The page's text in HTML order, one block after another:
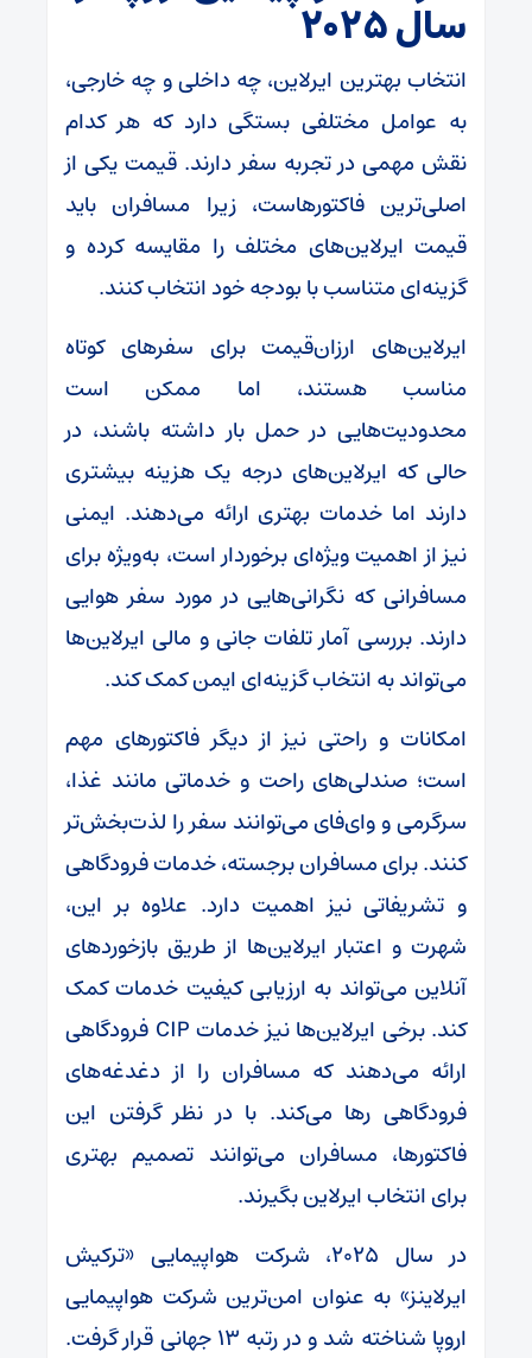
سال ۲۰۲۵
انتخاب بهترین ایرلاین، چه داخلی و چه خارجی،
به عوامل مختلفی بستگی دارد که هر کدام
نقش مهمی در تجربه سفر دارند. قیمت یکی از
اصلی‌ترین فاکتورهاست، زیرا مسافران باید
قیمت ایرلاین‌های مختلف را مقایسه کرده و
گزینه‌ای متناسب با بودجه خود انتخاب کنند.
ایرلاین‌های ارزان‌قیمت برای سفرهای کوتاه
مناسب هستند، اما ممکن است
محدودیت‌هایی در حمل بار داشته باشند، در
حالی که ایرلاین‌های درجه یک هزینه بیشتری
دارند اما خدمات بهتری ارائه می‌دهند. ایمنی
نیز از اهمیت ویژه‌ای برخوردار است، به‌ویژه برای
مسافرانی که نگرانی‌هایی در مورد سفر هوایی
دارند. بررسی آمار تلفات جانی و مالی ایرلاین‌ها
می‌تواند به انتخاب گزینه‌ای ایمن کمک کند.
امکانات و راحتی نیز از دیگر فاکتورهای مهم
است؛ صندلی‌های راحت و خدماتی مانند غذا،
سرگرمی و وای‌فای می‌توانند سفر را لذت‌بخش‌تر
کنند. برای مسافران برجسته، خدمات فرودگاهی
و تشریفاتی نیز اهمیت دارد. علاوه بر این،
شهرت و اعتبار ایرلاین‌ها از طریق بازخوردهای
آنلاین می‌تواند به ارزیابی کیفیت خدمات کمک
کند. برخی ایرلاین‌ها نیز خدمات CIP فرودگاهی
ارائه می‌دهند که مسافران را از دغدغه‌های
فرودگاهی رها می‌کند. با در نظر گرفتن این
فاکتورها، مسافران می‌توانند تصمیم بهتری
برای انتخاب ایرلاین بگیرند.
در سال ۲۰۲۵، شرکت هواپیمایی «ترکیش
ایرلاینز» به عنوان امن‌ترین شرکت هواپیمایی
اروپا شناخته شد و در رتبه ۱۳ جهانی قرار گرفت.